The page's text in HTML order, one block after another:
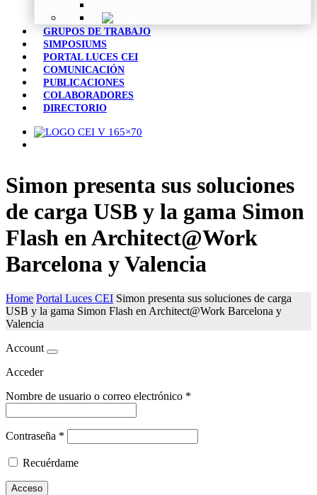
GRUPOS DE TRABAJO
SIMPOSIUMS
PORTAL LUCES CEI
COMUNICACIÓN
PUBLICACIONES
COLABORADORES
DIRECTORIO
Simon presenta sus soluciones
de carga USB y la gama Simon
Flash en Architect@Work
Barcelona y Valencia
Home Portal Luces CEI Simon presenta sus soluciones de carga
USB y la gama Simon Flash en Architect@Work Barcelona y
Valencia
Account
Acceder
Nombre de usuario o correo electrónico *
Contraseña *
Recuérdame
Acceso